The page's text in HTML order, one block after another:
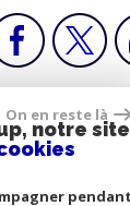
propriétaire
On en reste là
notre site
pendant